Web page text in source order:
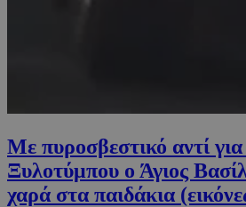
Με πυροσβεστικό αντί
Ξυλοτύμπου ο Άγιος
χαρά στα παιδάκια